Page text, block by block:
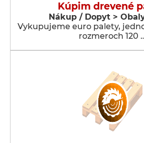
Kúpim drevené
Nákup / Dopyt >
Vykupujeme euro palety,
rozmeroch 120